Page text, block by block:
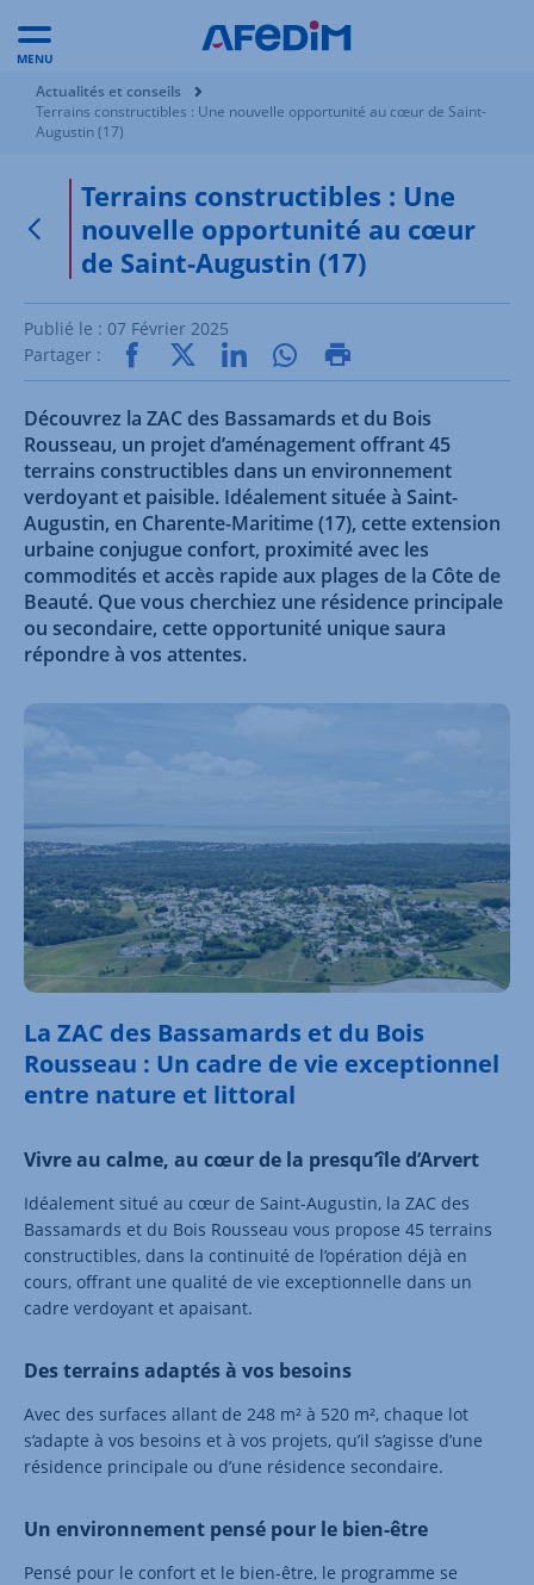
MENU
Vous êtes ici:
Actualités et conseils
Terrains constructibles : Une nouvelle opportunité au cœur de Saint-
Augustin (17)
Retour à la page précédente
Terrains constructibles : Une
nouvelle opportunité au cœur
de Saint-Augustin (17)
Publié le : 07 Février 2025
Partager :
Découvrez la ZAC des Bassamards et du Bois
Rousseau, un projet d’aménagement offrant 45
terrains constructibles dans un environnement
verdoyant et paisible. Idéalement située à Saint-
Augustin, en Charente-Maritime (17), cette extension
urbaine conjugue confort, proximité avec les
commodités et accès rapide aux plages de la Côte de
Beauté. Que vous cherchiez une résidence principale
ou secondaire, cette opportunité unique saura
répondre à vos attentes.
La ZAC des Bassamards et du Bois
Rousseau : Un cadre de vie exceptionnel
entre nature et littoral
Vivre au calme, au cœur de la presqu’île d’Arvert
Idéalement situé au cœur de Saint-Augustin, la ZAC des
Bassamards et du Bois Rousseau vous propose 45 terrains
constructibles, dans la continuité de l’opération déjà en
cours, offrant une qualité de vie exceptionnelle dans un
cadre verdoyant et apaisant.
Des terrains adaptés à vos besoins
Avec des surfaces allant de 248 m² à 520 m², chaque lot
s’adapte à vos besoins et à vos projets, qu’il s’agisse d’une
résidence principale ou d’une résidence secondaire.
Un environnement pensé pour le bien-être
Pensé pour le confort et le bien-être, le programme se